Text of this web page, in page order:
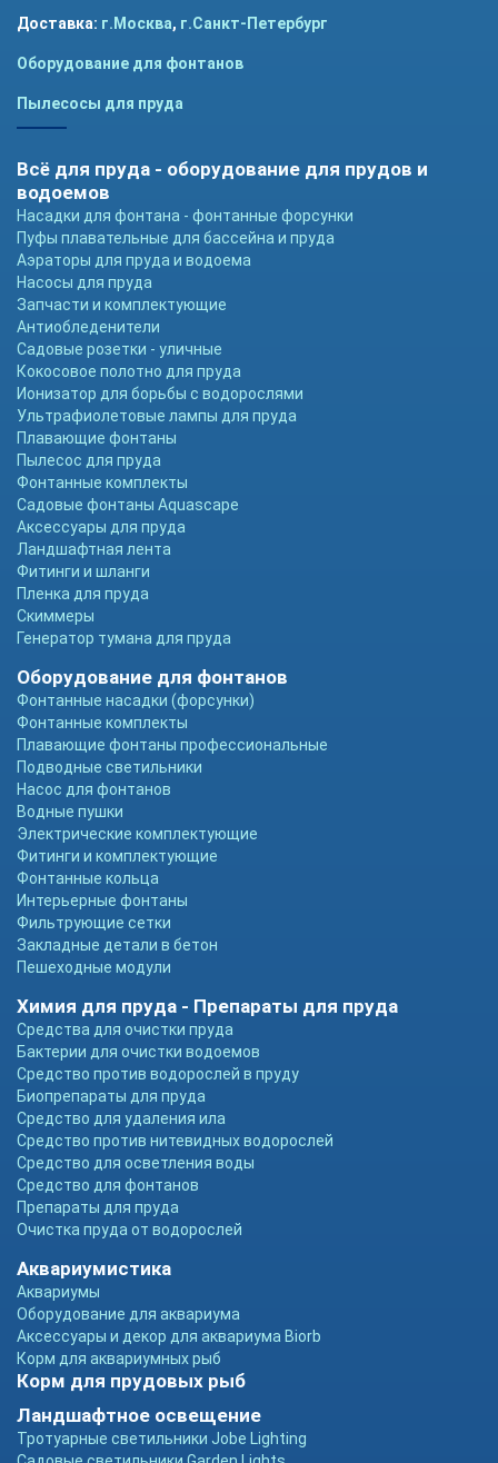
Доставка: г.Москва, г.Санкт-Петербург
Оборудование для фонтанов
Пылесосы для пруда
Всё для пруда - оборудование для прудов и
водоемов
Насадки для фонтана - фонтанные форсунки
Пуфы плавательные для бассейна и пруда
Аэраторы для пруда и водоема
Насосы для пруда
Запчасти и комплектующие
Антиобледенители
Садовые розетки - уличные
Кокосовое полотно для пруда
Ионизатор для борьбы с водорослями
Ультрафиолетовые лампы для пруда
Плавающие фонтаны
Пылесос для пруда
Фонтанные комплекты
Садовые фонтаны Aquascape
Аксессуары для пруда
Ландшафтная лента
Фитинги и шланги
Пленка для пруда
Скиммеры
Генератор тумана для пруда
Оборудование для фонтанов
Фонтанные насадки (форсунки)
Фонтанные комплекты
Плавающие фонтаны профессиональные
Подводные светильники
Насос для фонтанов
Водные пушки
Электрические комплектующие
Фитинги и комплектующие
Фонтанные кольца
Интерьерные фонтаны
Фильтрующие сетки
Закладные детали в бетон
Пешеходные модули
Химия для пруда - Препараты для пруда
Средства для очистки пруда
Бактерии для очистки водоемов
Средство против водорослей в пруду
Биопрепараты для пруда
Средство для удаления ила
Средство против нитевидных водорослей
Средство для осветления воды
Средство для фонтанов
Препараты для пруда
Очистка пруда от водорослей
Аквариумистика
Аквариумы
Оборудование для аквариума
Аксессуары и декор для аквариума Biorb
Корм для аквариумных рыб
Корм для прудовых рыб
Ландшафтное освещение
Тротуарные светильники Jobe Lighting